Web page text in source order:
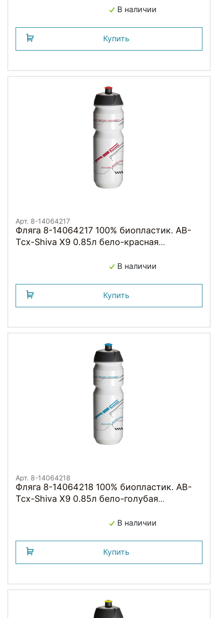
В наличии
Купить
Арт. 8-14064217
Фляга 8-14064217 100% биопластик. AB-
Tcx-Shiva X9 0.85л бело-красная
В наличии
Купить
Арт. 8-14064218
Фляга 8-14064218 100% биопластик. AB-
Tcx-Shiva X9 0.85л бело-голубая
В наличии
Купить